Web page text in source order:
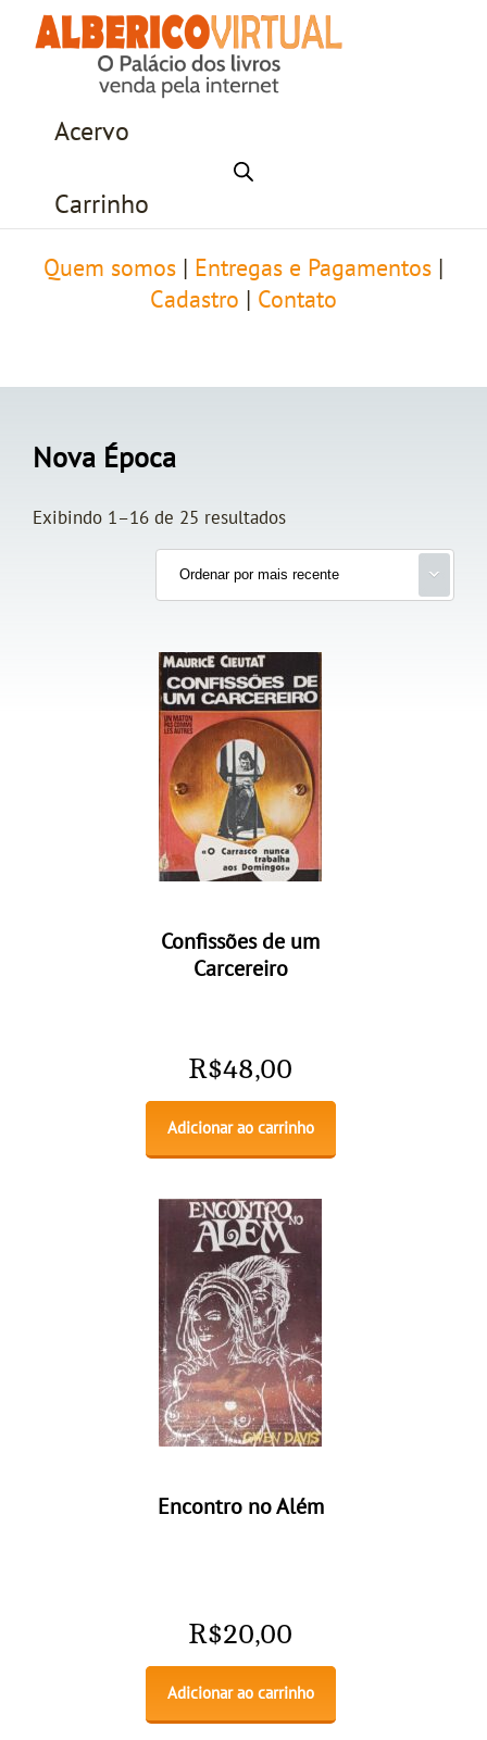
Acervo
Carrinho
Quem somos Entregas e Pagamentos
Cadastro
Contato
Nova Época
Exibindo 1–16 de 25 resultados
Confissões de um
Carcereiro
R$48,00
Adicionar ao carrinho
Encontro no Além
R$20,00
Adicionar ao carrinho